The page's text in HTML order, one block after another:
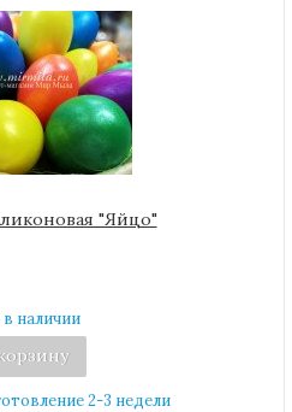
"Яйцо"
наличии
2-3 недели